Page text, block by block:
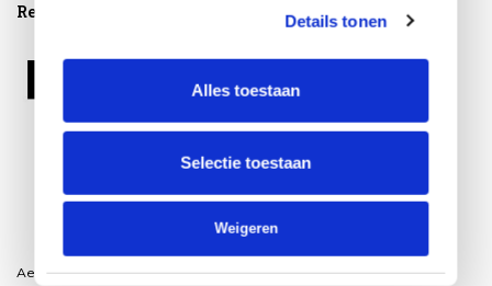
Details tonen
Alles toestaan
Selectie toestaan
Weigeren
Reeds bekeken
Aerocover